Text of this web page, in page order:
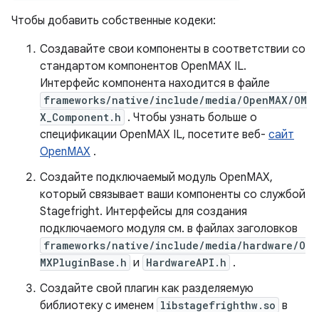
Чтобы добавить собственные кодеки:
Создавайте свои компоненты в соответствии со
стандартом компонентов OpenMAX IL.
Интерфейс компонента находится в файле
frameworks/native/include/media/OpenMAX/OM
X_Component.h . Чтобы узнать больше о
спецификации OpenMAX IL, посетите веб- сайт
OpenMAX .
Создайте подключаемый модуль OpenMAX,
который связывает ваши компоненты со службой
Stagefright. Интерфейсы для создания
подключаемого модуля см. в файлах заголовков
frameworks/native/include/media/hardware/O
MXPluginBase.h и HardwareAPI.h .
Создайте свой плагин как разделяемую
библиотеку с именем libstagefrighthw.so в